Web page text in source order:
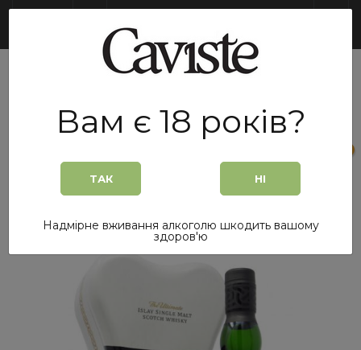
Віскі Ardbeg ARDBONE 10 років 0,7 л. 46% в метал. упаковці
Вам є 18 років?
ТАК НІ
Надмірне вживання алкоголю шкодить вашому
здоров'ю